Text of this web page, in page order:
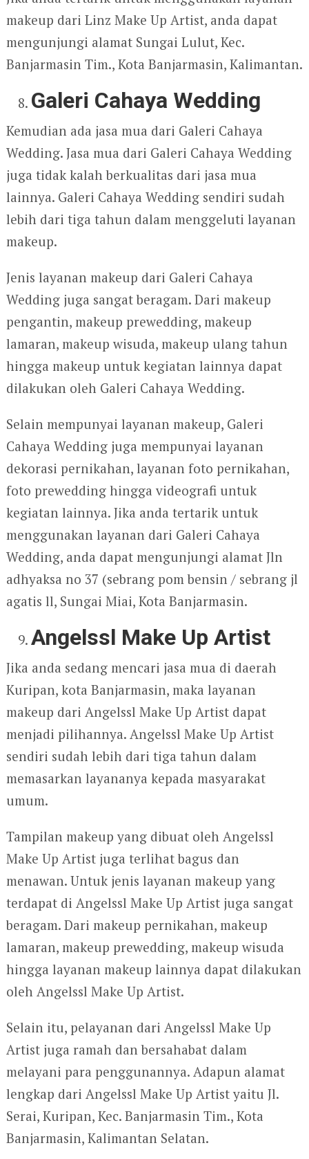
makeup dari Linz Make Up Artist, anda dapat
mengunjungi alamat Sungai Lulut, Kec.
Banjarmasin Tim., Kota Banjarmasin, Kalimantan.
Galeri Cahaya Wedding
Kemudian ada jasa mua dari Galeri Cahaya
Wedding. Jasa mua dari Galeri Cahaya Wedding
juga tidak kalah berkualitas dari jasa mua
lainnya. Galeri Cahaya Wedding sendiri sudah
lebih dari tiga tahun dalam menggeluti layanan
makeup.
Jenis layanan makeup dari Galeri Cahaya
Wedding juga sangat beragam. Dari makeup
pengantin, makeup prewedding, makeup
lamaran, makeup wisuda, makeup ulang tahun
hingga makeup untuk kegiatan lainnya dapat
dilakukan oleh Galeri Cahaya Wedding.
Selain mempunyai layanan makeup, Galeri
Cahaya Wedding juga mempunyai layanan
dekorasi pernikahan, layanan foto pernikahan,
foto prewedding hingga videografi untuk
kegiatan lainnya. Jika anda tertarik untuk
menggunakan layanan dari Galeri Cahaya
Wedding, anda dapat mengunjungi alamat Jln
adhyaksa no 37 (sebrang pom bensin / sebrang jl
agatis ll, Sungai Miai, Kota Banjarmasin.
Angelssl Make Up Artist
Jika anda sedang mencari jasa mua di daerah
Kuripan, kota Banjarmasin, maka layanan
makeup dari Angelssl Make Up Artist dapat
menjadi pilihannya. Angelssl Make Up Artist
sendiri sudah lebih dari tiga tahun dalam
memasarkan layananya kepada masyarakat
umum.
Tampilan makeup yang dibuat oleh Angelssl
Make Up Artist juga terlihat bagus dan
menawan. Untuk jenis layanan makeup yang
terdapat di Angelssl Make Up Artist juga sangat
beragam. Dari makeup pernikahan, makeup
lamaran, makeup prewedding, makeup wisuda
hingga layanan makeup lainnya dapat dilakukan
oleh Angelssl Make Up Artist.
Selain itu, pelayanan dari Angelssl Make Up
Artist juga ramah dan bersahabat dalam
melayani para penggunannya. Adapun alamat
lengkap dari Angelssl Make Up Artist yaitu Jl.
Serai, Kuripan, Kec. Banjarmasin Tim., Kota
Banjarmasin, Kalimantan Selatan.